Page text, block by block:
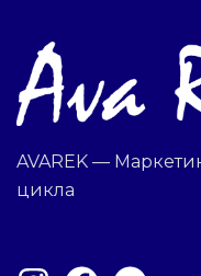
AVAREK —
цикла